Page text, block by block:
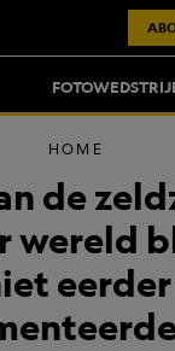
HOME
de
wereld
eerder